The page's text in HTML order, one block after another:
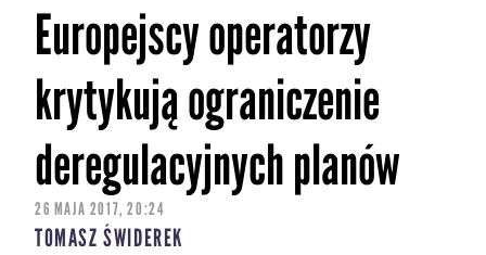
Europejscy operatorzy
krytykują ograniczenie
deregulacyjnych planów
26 MAJA 2017, 20:24
TOMASZ ŚWIDEREK